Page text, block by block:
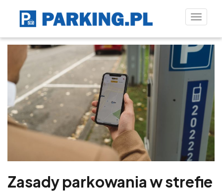
Toggle
Zasady parkowania w strefie